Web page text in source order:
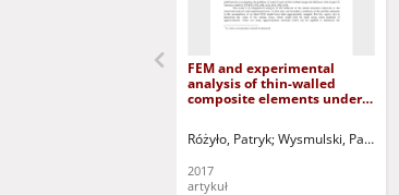
FEM and experimental
analysis of thin-walled
composite elements under
Różyło, Patryk Wysmulski, Paweł
2017
artykuł